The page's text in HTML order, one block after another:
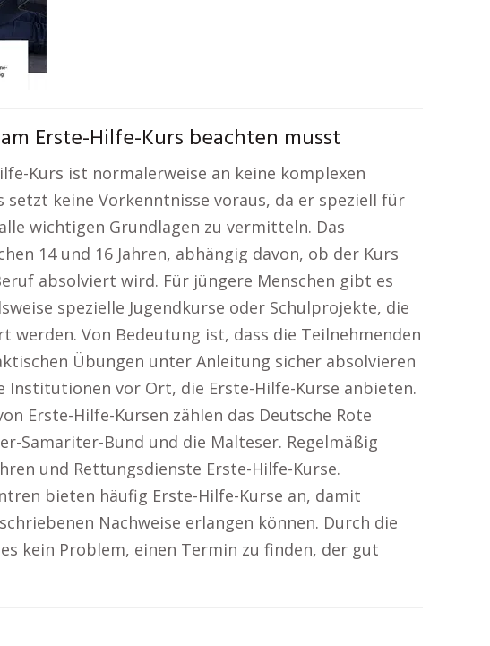
Erste-Hilfe-Kurs beachten musst
Kurs ist normalerweise an keine komplexen
setzt keine Vorkenntnisse voraus, da er speziell für
wichtigen Grundlagen zu vermitteln. Das
14 und 16 Jahren, abhängig davon, ob der Kurs
absolviert wird. Für jüngere Menschen gibt es
spezielle Jugendkurse oder Schulprojekte, die
werden. Von Bedeutung ist, dass die Teilnehmenden
Übungen unter Anleitung sicher absolvieren
Institutionen vor Ort, die Erste-Hilfe-Kurse anbieten.
Erste-Hilfe-Kursen zählen das Deutsche Rote
Samariter-Bund und die Malteser. Regelmäßig
und Rettungsdienste Erste-Hilfe-Kurse.
bieten häufig Erste-Hilfe-Kurse an, damit
Nachweise erlangen können. Durch die
kein Problem, einen Termin zu finden, der gut